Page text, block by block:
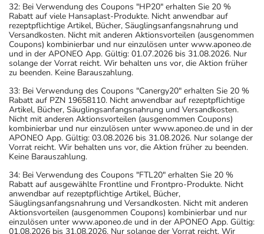
32: Bei Verwendung des Coupons "HP20" erhalten Sie 20 %
Rabatt auf viele Hansaplast-Produkte. Nicht anwendbar auf
rezeptpflichtige Artikel, Bücher, Säuglingsanfangsnahrung und
Versandkosten. Nicht mit anderen Aktionsvorteilen (ausgenommen
Coupons) kombinierbar und nur einzulösen unter www.aponeo.de
und in der APONEO App. Gültig: 01.07.2026 bis 31.08.2026. Nur
solange der Vorrat reicht. Wir behalten uns vor, die Aktion früher
zu beenden. Keine Barauszahlung.
33: Bei Verwendung des Coupons "Canergy20" erhalten Sie 20 %
Rabatt auf PZN 19658110. Nicht anwendbar auf rezeptpflichtige
Artikel, Bücher, Säuglingsanfangsnahrung und Versandkosten.
Nicht mit anderen Aktionsvorteilen (ausgenommen Coupons)
kombinierbar und nur einzulösen unter www.aponeo.de und in der
APONEO App. Gültig: 03.08.2026 bis 31.08.2026. Nur solange der
Vorrat reicht. Wir behalten uns vor, die Aktion früher zu beenden.
Keine Barauszahlung.
34: Bei Verwendung des Coupons "FTL20" erhalten Sie 20 %
Rabatt auf ausgewählte Frontline und Frontpro-Produkte. Nicht
anwendbar auf rezeptpflichtige Artikel, Bücher,
Säuglingsanfangsnahrung und Versandkosten. Nicht mit anderen
Aktionsvorteilen (ausgenommen Coupons) kombinierbar und nur
einzulösen unter www.aponeo.de und in der APONEO App. Gültig:
01.08.2026 bis 31.08.2026. Nur solange der Vorrat reicht. Wir